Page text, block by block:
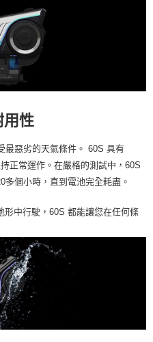
用性
最惡劣的天氣條件。 60S 具有
正常運作。在嚴格的測試中，60S
個小時，直到電池完全耗盡。
形中行駛，60S 都能讓您在任何條